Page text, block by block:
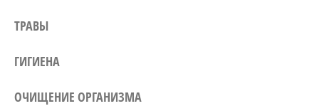
ТРАВЫ
ГИГИЕНА
ОЧИЩЕНИЕ ОРГАНИЗМА